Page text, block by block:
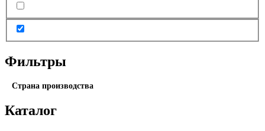
Фильтры
Страна производства
Каталог